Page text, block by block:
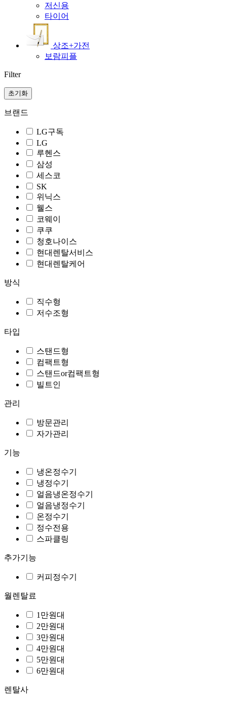
저신용
타이어
상조+가전
보람피플
Filter
초기화
브랜드
LG구독
LG
루헨스
삼성
세스코
SK
위닉스
웰스
코웨이
쿠쿠
청호나이스
현대렌탈서비스
현대렌탈케어
방식
직수형
저수조형
타입
스탠드형
컴팩트형
스탠드or컴팩트형
빌트인
관리
방문관리
자가관리
기능
냉온정수기
냉정수기
얼음냉온정수기
얼음냉정수기
온정수기
정수전용
스파클링
추가기능
커피정수기
월렌탈료
1만원대
2만원대
3만원대
4만원대
5만원대
6만원대
렌탈사